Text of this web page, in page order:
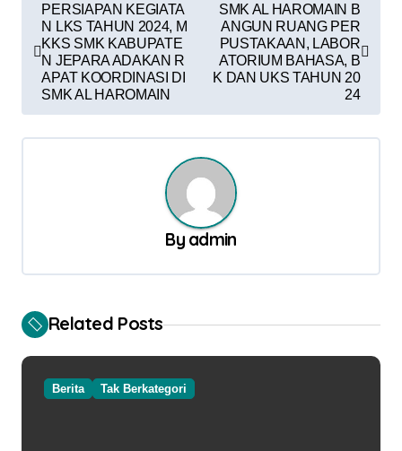
g
o
PERSIAPAN KEGIATA
N LKS TAHUN 2024, M
KKS SMK KABUPATE
N JEPARA ADAKAN R
APAT KOORDINASI DI
SMK AL HAROMAIN
SMK AL HAROMAIN B
ANGUN RUANG PER
PUSTAKAAN, LABOR
ATORIUM BAHASA, B
K DAN UKS TAHUN 20
24
By admin
Related Posts
Berita Tak Berkategori